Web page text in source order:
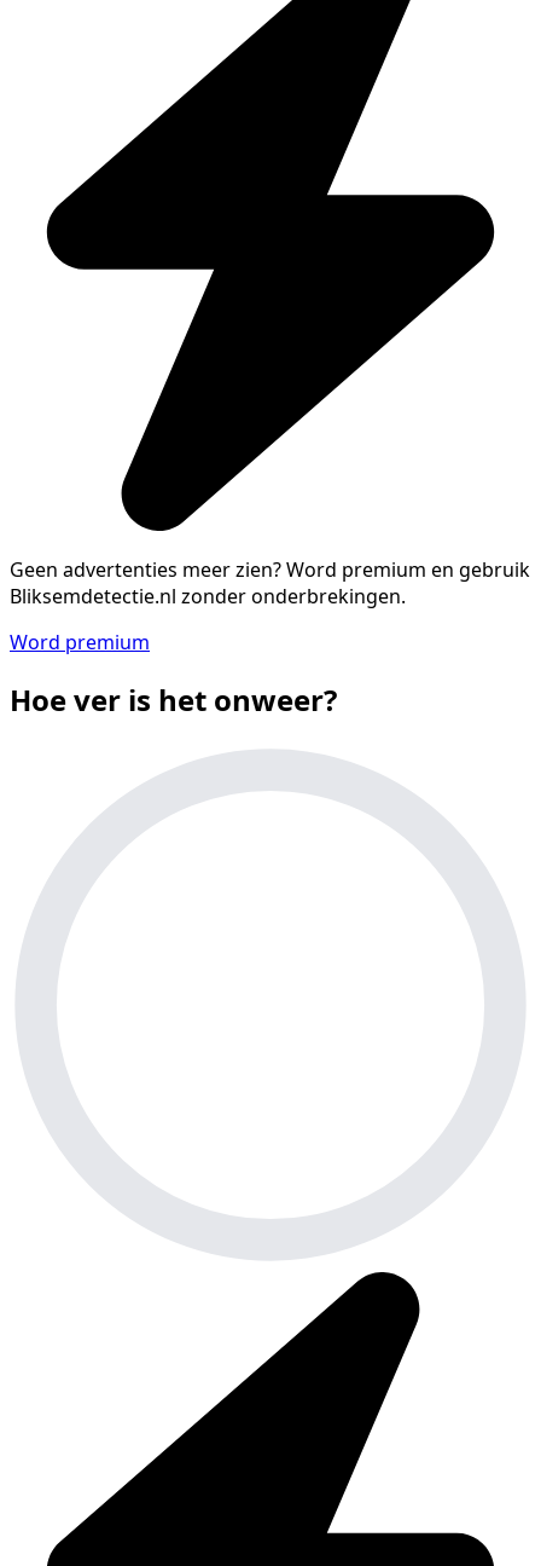
Geen advertenties meer zien?Word premium en gebruik
Bliksemdetectie.nl zonder onderbrekingen.
Word premium
Hoe ver is het onweer?